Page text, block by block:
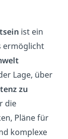
ist ein
ermöglicht
Lage, über
zu
die
Pläne für
komplexe